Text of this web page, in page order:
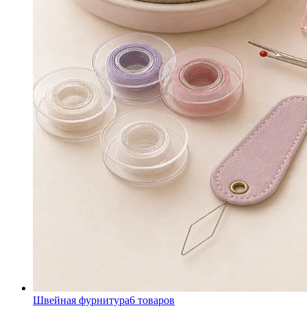
Швейная фурнитура6 товаров